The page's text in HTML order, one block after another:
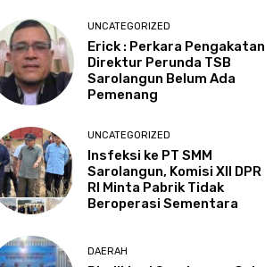
UNCATEGORIZED
Erick : Perkara Pengakatan
Direktur Perunda TSB
Sarolangun Belum Ada
Pemenang
UNCATEGORIZED
Insfeksi ke PT SMM
Sarolangun, Komisi XII DPR
RI Minta Pabrik Tidak
Beroperasi Sementara
DAERAH